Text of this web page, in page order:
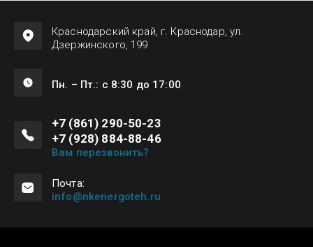
Краснодарский край, г. Краснодар, ул.
Дзержинского, 199
Пн. – Пт.: с 8:30 до 17:00
+7 (861) 290-50-23
+7 (928) 884-88-46
Вам перезвонить?
Почта:
info@nkenergoteh.ru